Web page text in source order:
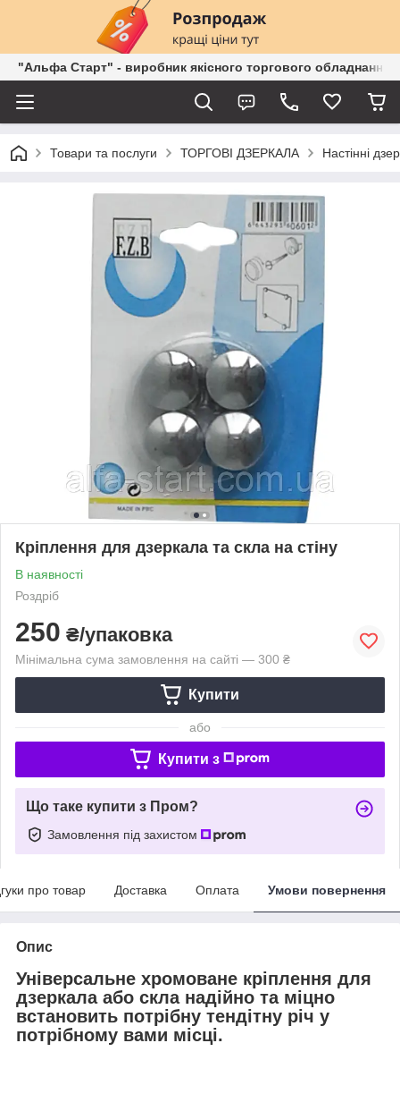
"Альфа Старт" - виробник якісного торгового обладнання
Товари та послуги ТОРГОВІ ДЗЕРКАЛА Настінні
Кріплення для дзеркала та скла на стіну
В наявності
Роздріб
250 ₴/упаковка
Мінімальна сума замовлення на сайті — 300 ₴
Купити
або
Купити з
Що таке купити з Пром?
Замовлення під захистом
про товар Доставка Оплата Умови повернення
Опис
Універсальне хромоване кріплення для
дзеркала або скла надійно та міцно
встановить потрібну тендітну річ у
потрібному вами місці.